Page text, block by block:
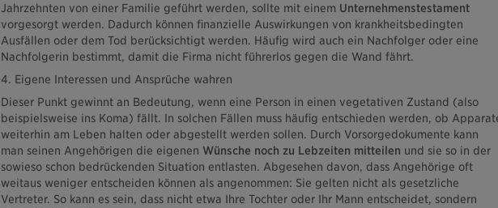
Jahrzehnten von einer Familie geführt werden, sollte mit einem Unternehmenstestament
vorgesorgt werden. Dadurch können finanzielle Auswirkungen von krankheitsbedingten
Ausfällen oder dem Tod berücksichtigt werden. Häufig wird auch ein Nachfolger oder eine
Nachfolgerin bestimmt, damit die Firma nicht führerlos gegen die Wand fährt.
4. Eigene Interessen und Ansprüche wahren
Dieser Punkt gewinnt an Bedeutung, wenn eine Person in einen vegetativen Zustand (also
beispielsweise ins Koma) fällt. In solchen Fällen muss häufig entschieden werden, ob
weiterhin am Leben halten oder abgestellt werden sollen. Durch Vorsorgedokumente kann
man seinen Angehörigen die eigenen Wünsche noch zu Lebzeiten mitteilen und sie so in der
sowieso schon bedrückenden Situation entlasten. Abgesehen davon, dass Angehörige oft
weitaus weniger entscheiden können als angenommen: Sie gelten nicht als gesetzliche
Vertreter. So kann es sein, dass nicht etwa Ihre Tochter oder Ihr Mann entscheidet, sondern